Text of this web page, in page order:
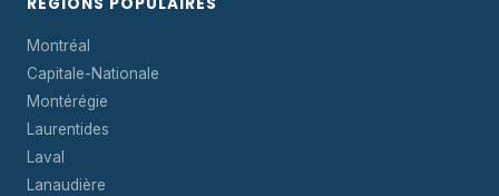
Montréal
Capitale-Nationale
Montérégie
Laurentides
Laval
Lanaudière